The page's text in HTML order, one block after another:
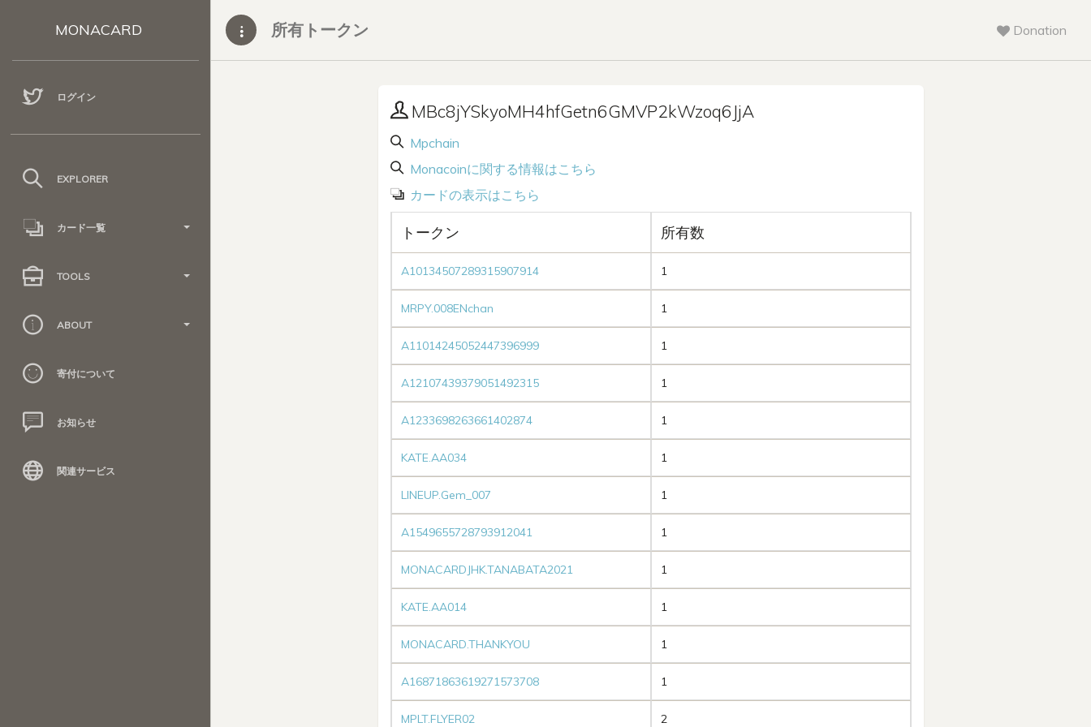
MONACARD
ログイン
EXPLORER
カード一覧
TOOLS
ABOUT
寄付について
お知らせ
関連サービス
所有トークン Donation
MBc8jYSkyoMH4hfGetn6GMVP2kWzoq6JjA
Mpchain
Monacoinに関する情報はこちら
カードの表示はこちら
トークン 所有数
A10134507289315907914 1
MRPY.008ENchan 1
A11014245052447396999 1
A12107439379051492315 1
A1233698263661402874 1
KATE.AA034 1
LINEUP.Gem_007 1
A1549655728793912041 1
MONACARDJHK.TANABATA2021 1
KATE.AA014 1
MONACARD.THANKYOU 1
A16871863619271573708 1
MPLT.FLYER02 2